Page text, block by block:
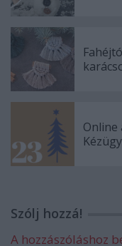
Online
Szólj hozzá!
A hozzászóláshoz